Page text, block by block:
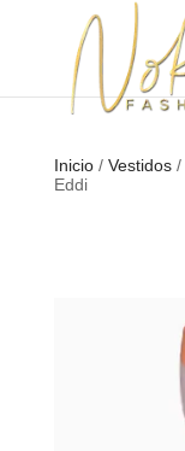
Inicio/ Vestidos/
Eddi